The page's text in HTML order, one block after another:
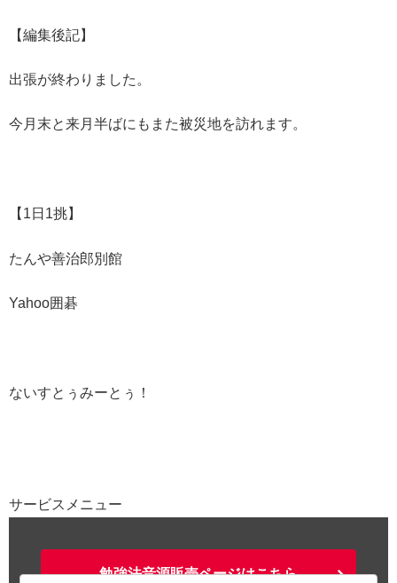
【編集後記】
出張が終わりました。
今月末と来月半ばにもまた被災地を訪れます。
【1日1挑】
たんや善治郎別館
Yahoo囲碁
ないすとぅみーとぅ！
サービスメニュー
勉強法音源販売ページはこちら